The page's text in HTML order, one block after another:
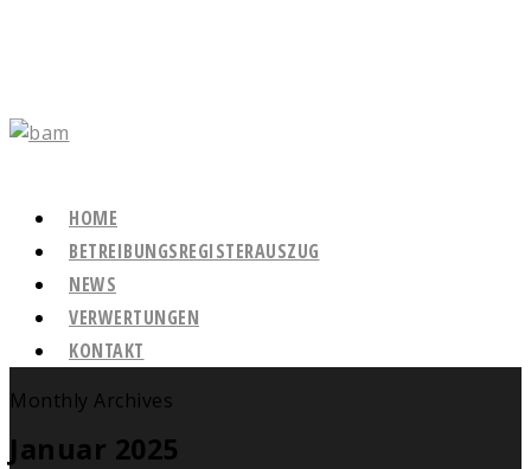
HOME
BETREIBUNGSREGISTERAUSZUG
NEWS
VERWERTUNGEN
KONTAKT
Monthly Archives
Januar 2025